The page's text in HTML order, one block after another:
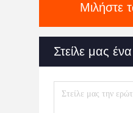
Μιλήστε
Στείλε μας